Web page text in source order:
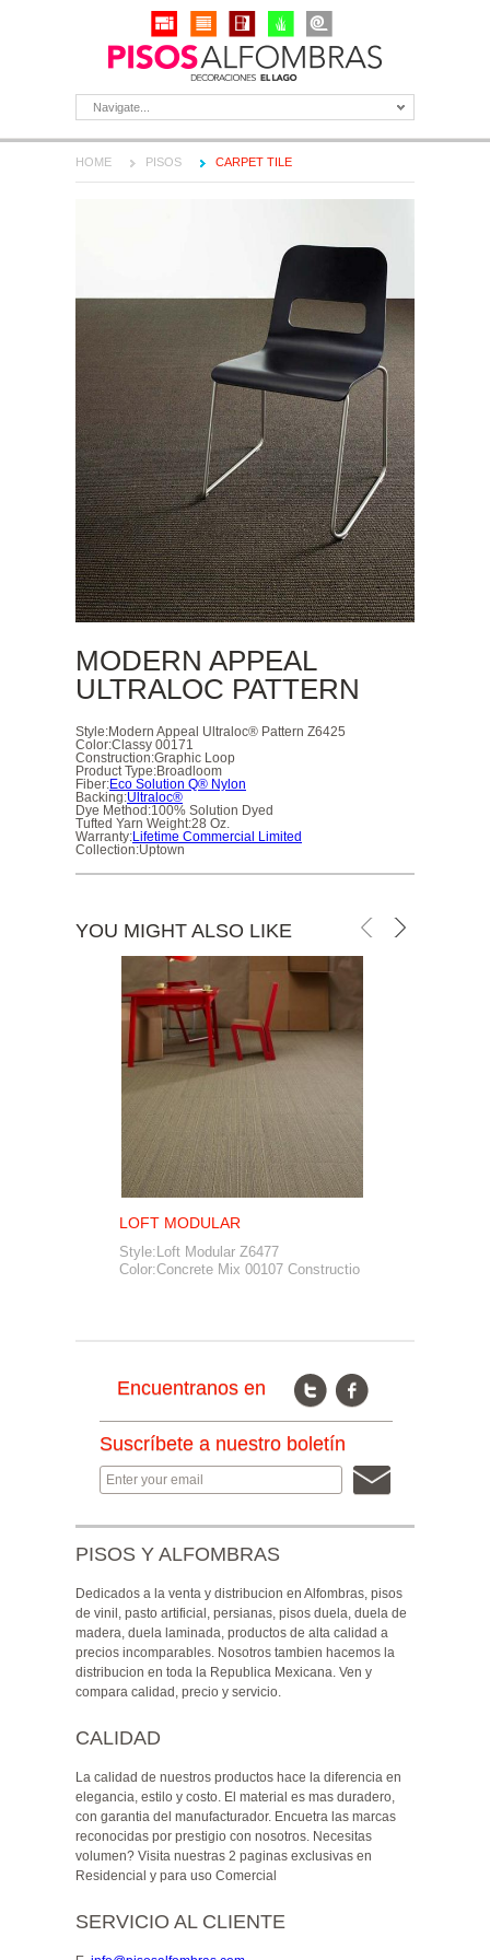
Navigate...
HOME PISOS CARPET TILE
MODERN APPEAL
ULTRALOC PATTERN
Style:Modern Appeal Ultraloc® Pattern Z6425
Color:Classy 00171
Construction:Graphic Loop
Product Type:Broadloom
Fiber:Eco Solution Q® Nylon
Backing:Ultraloc®
Dye Method:100% Solution Dyed
Tufted Yarn Weight:28 Oz.
Warranty:Lifetime Commercial Limited
Collection:Uptown
YOU MIGHT ALSO LIKE
LOFT MODULAR
Style:Loft Modular Z6477
Color:Concrete Mix 00107 Constructio
Encuentranos en
Suscríbete a nuestro boletín
PISOS Y ALFOMBRAS
Dedicados a la venta y distribucion en Alfombras, pisos
de vinil, pasto artificial, persianas, pisos duela, duela de
madera, duela laminada, productos de alta calidad a
precios incomparables. Nosotros tambien hacemos la
distribucion en toda la Republica Mexicana. Ven y
compara calidad, precio y servicio.
CALIDAD
La calidad de nuestros productos hace la diferencia en
elegancia, estilo y costo. El material es mas duradero,
con garantia del manufacturador. Encuetra las marcas
reconocidas por prestigio con nosotros. Necesitas
volumen? Visita nuestras 2 paginas exclusivas en
Residencial y para uso Comercial
SERVICIO AL CLIENTE